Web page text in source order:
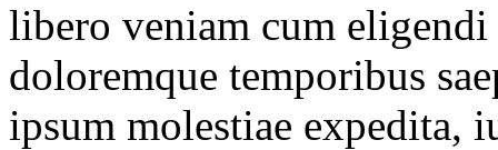
libero veniam cum
doloremque temporibus
ipsum molestiae expedita,